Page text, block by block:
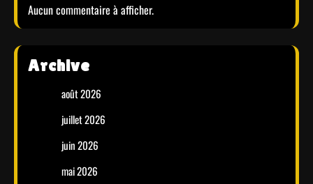
Aucun commentaire à afficher.
Archive
août 2026
juillet 2026
juin 2026
mai 2026